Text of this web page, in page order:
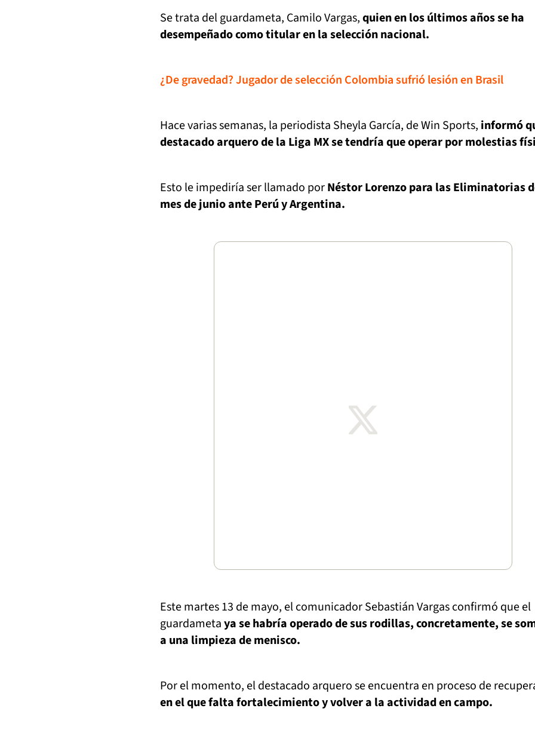
Se trata del guardameta, Camilo Vargas,quien en los últimos años se ha
desempeñado como titular en la selección nacional.
¿De gravedad? Jugador de selección Colombia sufrió lesión en Brasil
Hace varias semanas, la periodista Sheyla García, de Win Sports, informó
destacado arquero de la Liga MX se tendría que operar por molestias
Esto le impediría ser llamado porNéstor Lorenzo para las Eliminatorias
mes de junio ante Perú y Argentina.
Este martes 13 de mayo, el comunicador Sebastián Vargas confirmó que el
guardametaya se habría operado de sus rodillas, concretamente, se
a una limpieza de menisco.
Por el momento, el destacado arquero se encuentra en proceso de
en el que falta fortalecimiento y volver a la actividad en campo.